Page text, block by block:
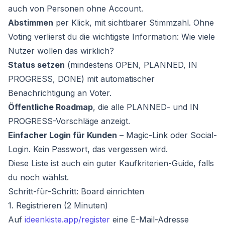
auch von Personen ohne Account.
Abstimmen per Klick, mit sichtbarer Stimmzahl. Ohne
Voting verlierst du die wichtigste Information: Wie viele
Nutzer wollen das wirklich?
Status setzen (mindestens OPEN, PLANNED, IN
PROGRESS, DONE) mit automatischer
Benachrichtigung an Voter.
Öffentliche Roadmap, die alle PLANNED- und IN
PROGRESS-Vorschläge anzeigt.
Einfacher Login für Kunden – Magic-Link oder Social-
Login. Kein Passwort, das vergessen wird.
Diese Liste ist auch ein guter Kaufkriterien-Guide, falls
du noch wählst.
Schritt-für-Schritt: Board einrichten
1. Registrieren (2 Minuten)
Auf ideenkiste.app/register eine E-Mail-Adresse